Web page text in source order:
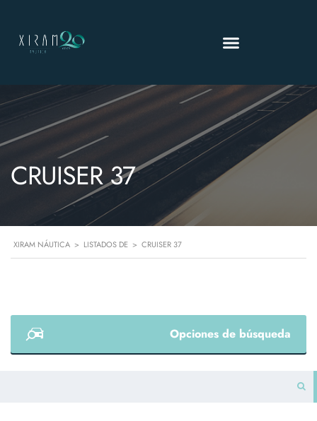
CRUISER 37
XIRAM NÁUTICA > LISTADOS DE > CRUISER 37
Opciones de búsqueda